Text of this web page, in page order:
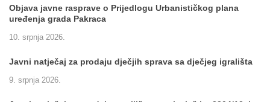
Objava javne rasprave o Prijedlogu Urbanističkog plana
uređenja grada Pakraca
10. srpnja 2026.
Javni natječaj za prodaju dječjih sprava sa dječjeg igrališta
9. srpnja 2026.